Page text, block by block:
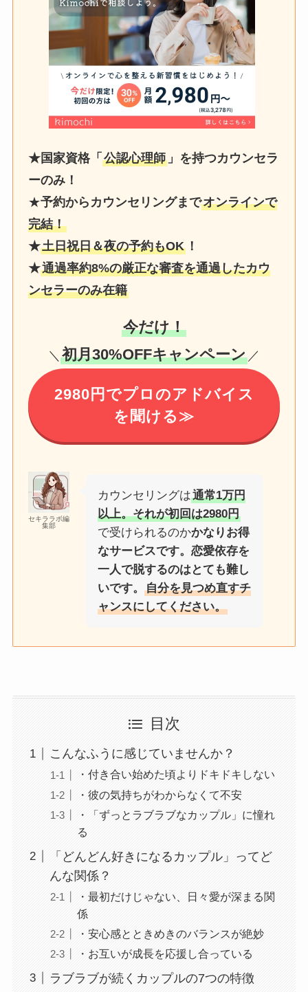
★国家資格「公認心理師 」を持つカウンセラ
ーのみ！
★予約からカウンセリングまでオンラインで
完結！
★土日祝日＆夜の予約もOK ！
★通過率約8%の厳正な審査を通過したカウ
ンセラーのみ在籍
今だけ！
＼ 初月30%OFFキャンペーン ／
2980円でプロのアドバイス
を聞ける≫
セキララボ編
集部
カウンセリングは通常1万円
以上。それが初回は2980円
で受けられるのかかなりお得
なサービスです。恋愛依存を
一人で脱するのはとても難し
いです。自分を見つめ直すチ
ャンスにしてください。
目次
こんなふうに感じていませんか？
・付き合い始めた頃よりドキドキしない
・彼の気持ちがわからなくて不安
・「ずっとラブラブなカップル」に憧れ
る
「どんどん好きになるカップル」ってど
んな関係？
・最初だけじゃない、日々愛が深まる関
係
・安心感とときめきのバランスが絶妙
・お互いが成長を応援し合っている
ラブラブが続くカップルの7つの特徴